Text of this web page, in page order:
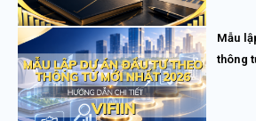
Mẫu
thông